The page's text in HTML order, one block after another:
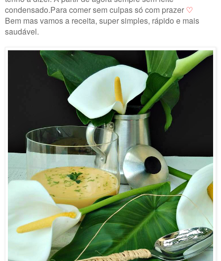
condensado.Para comer sem culpas só com prazer ♡
Bem mas vamos a receita, super simples, rápido e mais
saudável.